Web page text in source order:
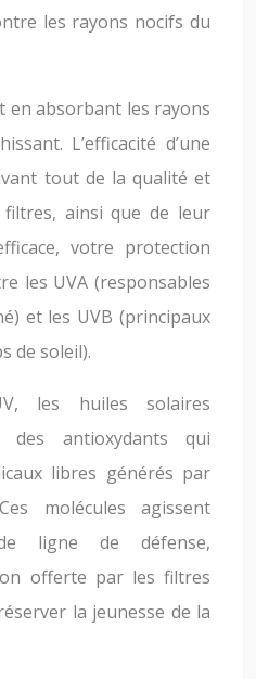
les rayons nocifs du
en absorbant les rayons
L’efficacité d’une
tout de la qualité et
ainsi que de leur
votre protection
les UVA (responsables
et les UVB (principaux
de soleil).
les huiles solaires
des antioxydants qui
libres générés par
molécules agissent
ligne de défense,
offerte par les filtres
la jeunesse de la